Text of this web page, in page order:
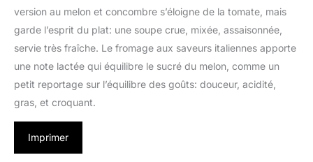
version au melon et concombre s’éloigne de la tomate, mais
garde l’esprit du plat: une soupe crue, mixée, assaisonnée,
servie très fraîche. Le fromage aux saveurs italiennes apporte
une note lactée qui équilibre le sucré du melon, comme un
petit reportage sur l’équilibre des goûts: douceur, acidité,
gras, et croquant.
Imprimer